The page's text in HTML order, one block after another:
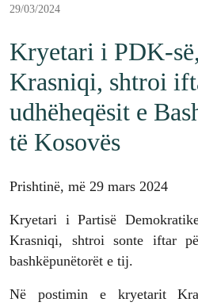
29/03/2024
Kryetari i PDK-
Krasniqi, shtroi
udhëheqësit e
të Kosovës
Prishtinë, më 29 mars 2024
Kryetari i Partisë
Krasniqi, shtroi sonte iftar
bashkëpunëtorët e tij.
Në postimin e kryetarit